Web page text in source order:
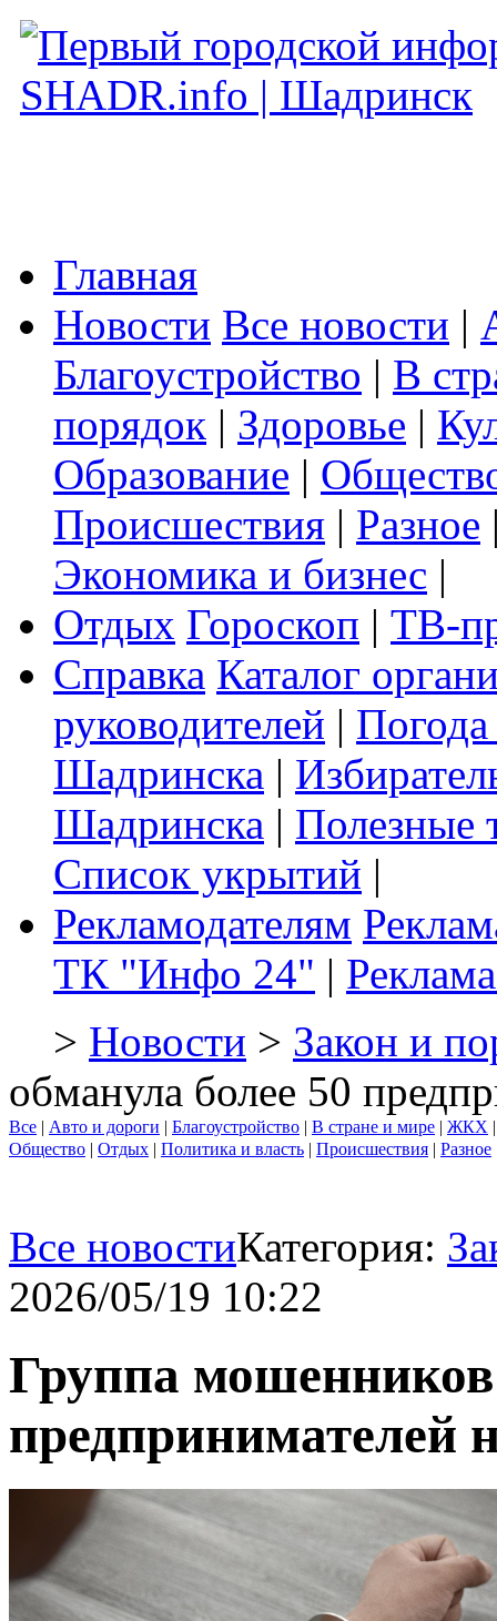
Главная
Новости Все новости |
Благоустройство | В
порядок | Здоровье |
Образование |
Происшествия | Разное
Экономика и бизнес |
Отдых Гороскоп | ТВ-
Справка Каталог
руководителей |
Шадринска |
Шадринска | Полезные
Список укрытий |
Рекламодателям
ТК "Инфо 24" |
> Новости > Закон и
обманула более 50
Все | Авто и дороги | Благоустройство | В стране и мире | ЖКХ
Общество | Отдых | Политика и власть | Происшествия | Разное
Все новостиКатегория:
2026/05/19 10:22
Группа мошенников
предпринимателей